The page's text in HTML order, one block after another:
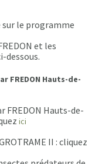
sur le programme
et les
dessous.
FREDON Hauts-de-
FREDON Hauts-de-
ici
II : cliquez